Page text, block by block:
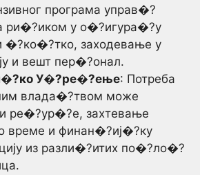
програма управ�?
ри�?иком у о�?игура�?у
�?ко�?тко, заходевање у
и вешт пер�?онал.
У�?ре�?ење: Потреба
влада�?твом може
ре�?ур�?е, захтевање
време и финан�?иј�?ку
из разли�?итих по�?ло�?